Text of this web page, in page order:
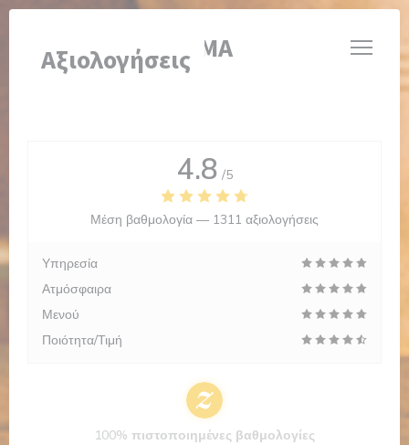
Πίνακας διαχείρισης "Μπισκότων" (Cookies)
BRASSERIE VALMA
Αξιολογήσεις
4.8 /5
Μέση βαθμολογία — 1311 αξιολογήσεις
Υπηρεσία
Ατμόσφαιρα
Μενού
Ποιότητα/Τιμή
100% πιστοποιημένες βαθμολογίες